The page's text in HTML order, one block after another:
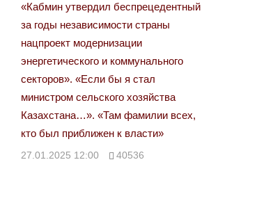
«Кабмин утвердил беспрецедентный
за годы независимости страны
нацпроект модернизации
энергетического и коммунального
секторов». «Если бы я стал
министром сельского хозяйства
Казахстана…». «Там фамилии всех,
кто был приближен к власти»
27.01.2025 12:00 40536